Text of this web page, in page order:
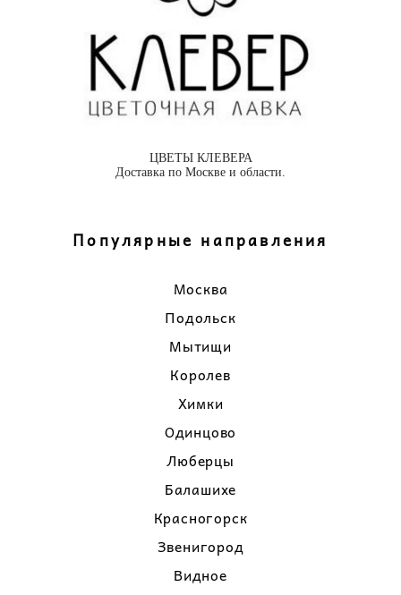
ЦВЕТЫ КЛЕВЕРА
Доставка по Москве и области.
Популярные направления
Москва
Подольск
Мытищи
Королев
Химки
Одинцово
Люберцы
Балашихе
Красногорск
Звенигород
Видное